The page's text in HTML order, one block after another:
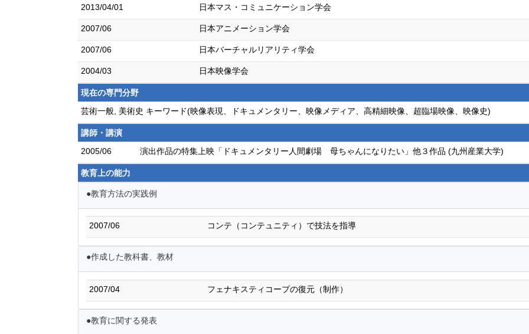
2013/04/01
日本マス・コミュニケーション学会
2007/06 日本アニメーション学会
2007/06 日本バーチャルリアリティ学会
2004/03 日本映像学会
現在の専門分野
芸術一般, 美術史 キーワード(映像表現、ドキュメンタリー、映像メディア、高精細映像、超臨場映像、映像史)
講師・講演
2005/06
演出作品の特集上映「ドキュメンタリー人間劇場 母ちゃんになりたい」他３作品 (九州産業大学)
教育上の能力
●教育方法の実践例
2007/06 コンテ（コンテュニティ）で技法を指導
●作成した教科書、教材
2007/04 フェナキスティコープの復元（制作）
●教育に関する発表